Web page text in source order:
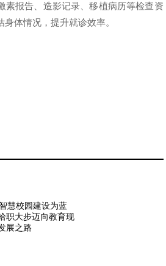
素报告、造影记录、移植病历等检查资
体情况，提升就诊效率。